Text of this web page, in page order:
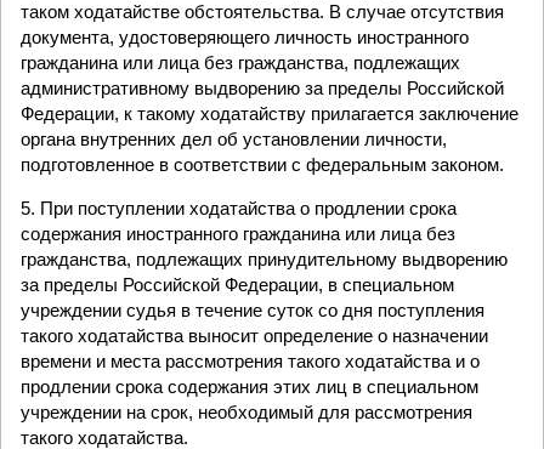
таком ходатайстве обстоятельства. В случае отсутствия
документа, удостоверяющего личность иностранного
гражданина или лица без гражданства, подлежащих
административному выдворению за пределы Российской
Федерации, к такому ходатайству прилагается заключение
органа внутренних дел об установлении личности,
подготовленное в соответствии с федеральным законом.
5. При поступлении ходатайства о продлении срока
содержания иностранного гражданина или лица без
гражданства, подлежащих принудительному выдворению
за пределы Российской Федерации, в специальном
учреждении судья в течение суток со дня поступления
такого ходатайства выносит определение о назначении
времени и места рассмотрения такого ходатайства и о
продлении срока содержания этих лиц в специальном
учреждении на срок, необходимый для рассмотрения
такого ходатайства.